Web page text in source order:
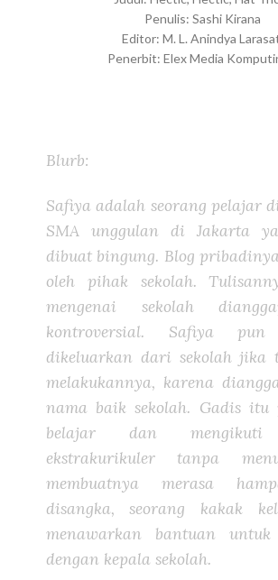
Penulis: Sashi Kirana
Editor: M. L. Anindya
Penerbit: Elex Media
Blurb:
Safiya adalah seorang pelajar
SMA unggulan di Jakarta
dibuat bingung. Blog
oleh pihak sekolah.
mengenai sekolah
kontroversial. Safiya pun
dikeluarkan dari sekolah jika
melakukannya, karena
nama baik sekolah. Gadis itu
belajar dan mengikuti
ekstrakurikuler tanpa
membuatnya merasa
disangka, seorang kakak
menawarkan bantuan untuk
dengan kepala sekolah.